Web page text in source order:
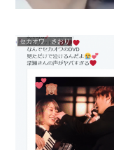
セカオワ さおり